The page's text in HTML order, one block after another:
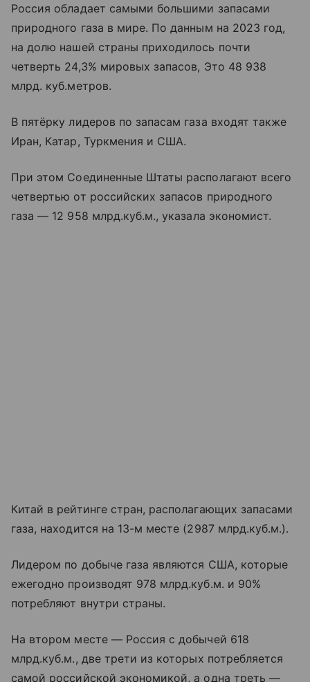
Россия обладает самыми большими запасами
природного газа в мире. По данным на 2023 год,
на долю нашей страны приходилось почти
четверть 24,3% мировых запасов, Это 48 938
млрд. куб.метров.
В пятёрку лидеров по запасам газа входят также
Иран, Катар, Туркмения и США.
При этом Соединенные Штаты располагают всего
четвертью от российских запасов природного
газа — 12 958 млрд.куб.м., указала экономист.
Китай в рейтинге стран, располагающих запасами
газа, находится на 13-м месте (2987 млрд.куб.м.).
Лидером по добыче газа являются США, которые
ежегодно производят 978 млрд.куб.м. и 90%
потребляют внутри страны.
На втором месте — Россия с добычей 618
млрд.куб.м., две трети из которых потребляется
самой российской экономикой, а одна треть —